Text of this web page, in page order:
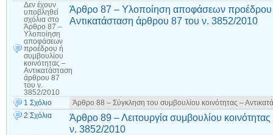
Δεν έχουν
υποβληθεί
σχόλια στο
Άρθρο 87 –
Υλοποίηση
αποφάσεων
προέδρου ή
συμβουλίου
κοινότητας –
Αντικατάσταση
άρθρου 87
του ν.
3852/2010
Άρθρο 87 – Υλοποίηση αποφάσεων προέδρου
Αντικατάσταση άρθρου 87 του ν. 3852/2010
1 Σχόλιο
Άρθρο 88 – Σύγκληση του συμβουλίου κοινότητας –
2 Σχόλια
Άρθρο 89 – Λειτουργία συμβουλίου
ν. 3852/2010